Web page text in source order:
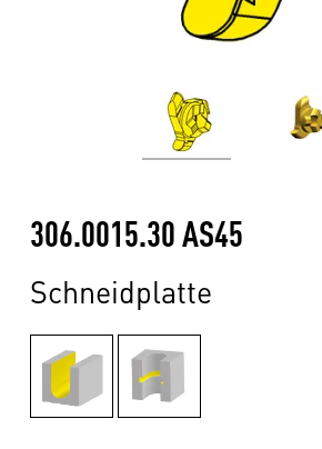
306.0015.30 AS45
Schneidplatte